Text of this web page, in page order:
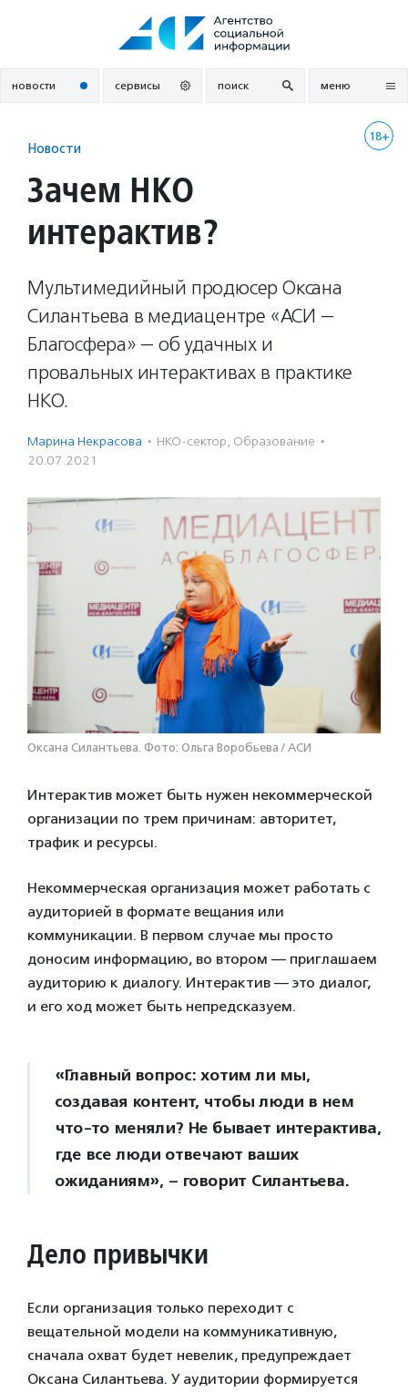
новости сервисы поиск меню
18+
Новости
Зачем НКО
интерактив?
Мультимедийный продюсер Оксана
Силантьева в медиацентре «АСИ —
Благосфера» — об удачных и
провальных интерактивах в практике
НКО.
Марина Некрасова · НКО-сектор, Образование ·
20.07.2021
Оксана Силантьева. Фото: Ольга Воробьева / АСИ
Интерактив может быть нужен некоммерческой
организации по трем причинам: авторитет,
трафик и ресурсы.
Некоммерческая организация может работать с
аудиторией в формате вещания или
коммуникации. В первом случае мы просто
доносим информацию, во втором — приглашаем
аудиторию к диалогу. Интерактив — это диалог,
и его ход может быть непредсказуем.
«Главный вопрос: хотим ли мы,
создавая контент, чтобы люди в нем
что-то меняли? Не бывает интерактива,
где все люди отвечают ваших
ожиданиям», – говорит Силантьева.
Дело привычки
Если организация только переходит с
вещательной модели на коммуникативную,
сначала охват будет невелик, предупреждает
Оксана Силантьева. У аудитории формируется